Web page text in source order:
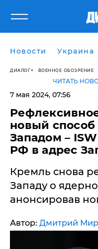
Новости Украина
ДИАЛОГ ВОЕННОЕ ОБОЗРЕНИЕ
ЧИТАТЬ
7 мая 2024, 07:56
новый
Западом –
РФ в адрес
Кремль снова
Западу о
анонсировав
Автор: Дмитрий